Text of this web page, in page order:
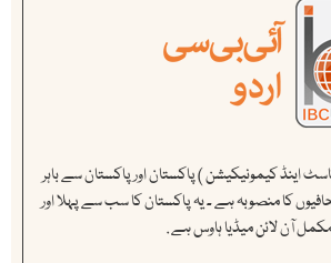
اینڈ کیمونیکیشن ) پاکستان اور پاکستان سے باہر
کا منصوبہ ہے ۔ یہ پاکستان کا سب سے پہلا اور
آن لائن میڈیا ہاوس ہے .